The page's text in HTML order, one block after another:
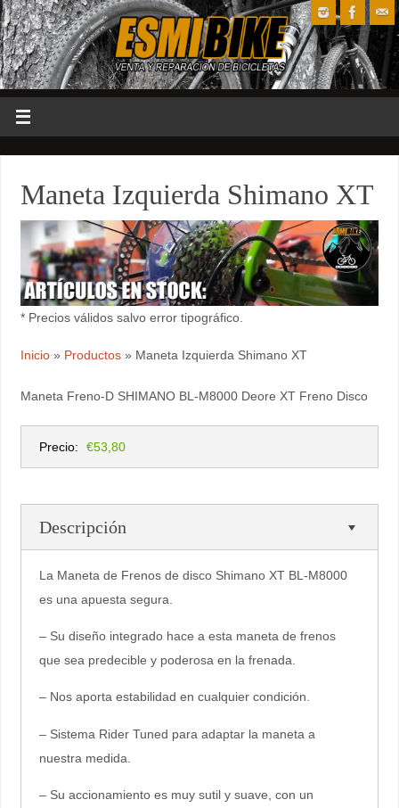
Maneta Izquierda Shimano XT
* Precios válidos salvo error tipográfico.
Inicio» Productos» Maneta Izquierda Shimano XT
Maneta Freno-D SHIMANO BL-M8000 Deore XT Freno Disco
Precio: €53,80
Descripción
La Maneta de Frenos de disco Shimano XT BL-M8000
es una apuesta segura.
– Su diseño integrado hace a esta maneta de frenos
que sea predecible y poderosa en la frenada.
– Nos aporta estabilidad en cualquier condición.
– Sistema Rider Tuned para adaptar la maneta a
nuestra medida.
– Su accionamiento es muy sutil y suave, con un